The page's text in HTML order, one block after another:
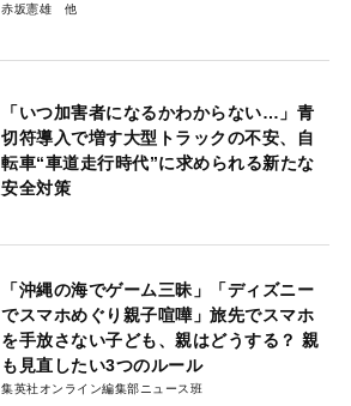
赤坂憲雄
「いつ加害者になるかわからない…」青
切符導入で増す大型トラックの不安、自
転車“車道走行時代”に求められる新たな
安全対策
「沖縄の海でゲーム三昧」「ディズニー
でスマホめぐり親子喧嘩」旅先でスマホ
を手放さない子ども、親はどうする？ 親
も見直したい3つのルール
集英社オンライン編集部ニュース班